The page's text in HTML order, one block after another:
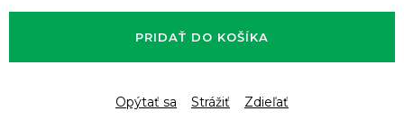
cena:
PRIDAŤ DO KOŠÍKA
Opýtať sa Strážiť Zdieľať